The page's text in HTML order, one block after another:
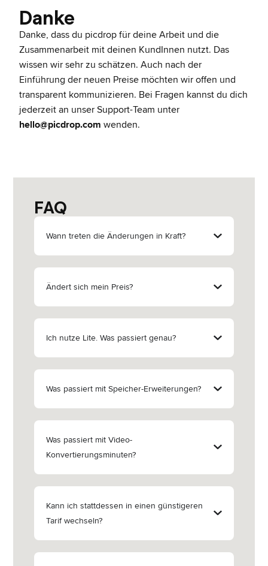
Danke
Danke, dass du picdrop für deine Arbeit und die
Zusammenarbeit mit deinen KundInnen nutzt. Das
wissen wir sehr zu schätzen. Auch nach der
Einführung der neuen Preise möchten wir offen und
transparent kommunizieren. Bei Fragen kannst du dich
jederzeit an unser Support-Team unter
hello@picdrop.com wenden.
FAQ
Wann treten die Änderungen in Kraft?
Ändert sich mein Preis?
Ich nutze Lite. Was passiert genau?
Was passiert mit Speicher-Erweiterungen?
Was passiert mit Video-
Konvertierungsminuten?
Kann ich stattdessen in einen günstigeren
Tarif wechseln?